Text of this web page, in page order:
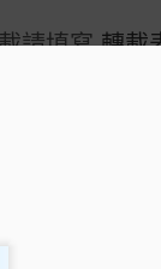
請填寫轉載